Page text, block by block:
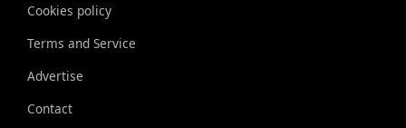
Cookies policy
Terms and Service
Advertise
Contact